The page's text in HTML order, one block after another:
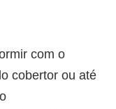
com o
cobertor ou até